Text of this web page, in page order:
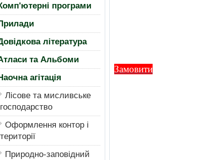
Замовити
програми
література
та Альбоми
агітація
Лiсове та мисливське
господарство
Оформлення контор і
території
Природно-заповідний